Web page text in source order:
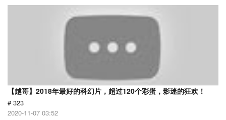
【越哥】2018年最好的科幻片，超过120个彩蛋，影迷的狂欢！
# 323
2020-11-07 03:52